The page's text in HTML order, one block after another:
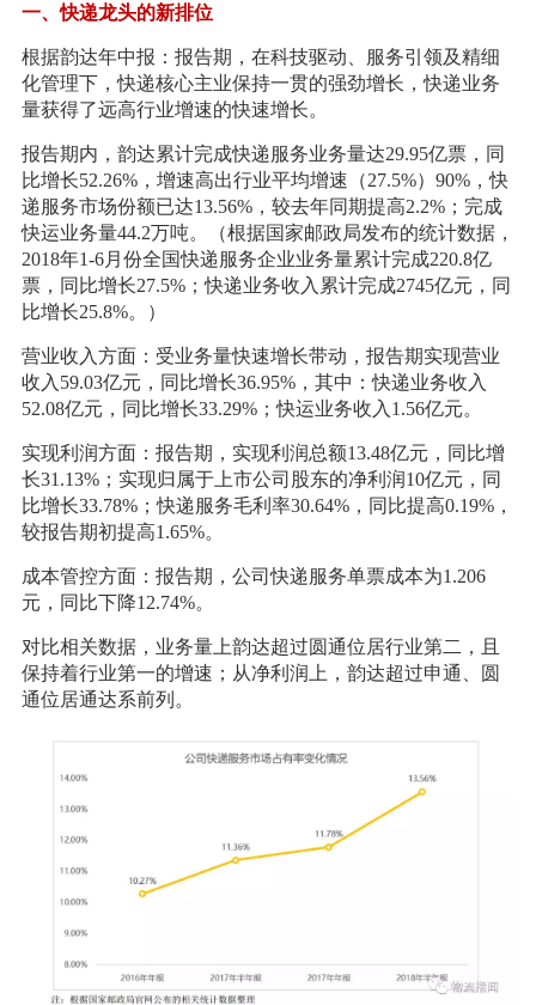
一、快递龙头的新排位
根据韵达年中报：报告期，在科技驱动、服务引领及精细
化管理下，快递核心主业保持一贯的强劲增长，快递业务
量获得了远高行业增速的快速增长。
报告期内，韵达累计完成快递服务业务量达29.95亿票，同
比增长52.26%，增速高出行业平均增速（27.5%）90%，快
递服务市场份额已达13.56%，较去年同期提高2.2%；完成
快运业务量44.2万吨。（根据国家邮政局发布的统计数据，
2018年1-6月份全国快递服务企业业务量累计完成220.8亿
票，同比增长27.5%；快递业务收入累计完成2745亿元，同
比增长25.8%。）
营业收入方面：受业务量快速增长带动，报告期实现营业
收入59.03亿元，同比增长36.95%，其中：快递业务收入
52.08亿元，同比增长33.29%；快运业务收入1.56亿元。
实现利润方面：报告期，实现利润总额13.48亿元，同比增
长31.13%；实现归属于上市公司股东的净利润10亿元，同
比增长33.78%；快递服务毛利率30.64%，同比提高0.19%，
较报告期初提高1.65%。
成本管控方面：报告期，公司快递服务单票成本为1.206
元，同比下降12.74%。
对比相关数据，业务量上韵达超过圆通位居行业第二，且
保持着行业第一的增速；从净利润上，韵达超过申通、圆
通位居通达系前列。